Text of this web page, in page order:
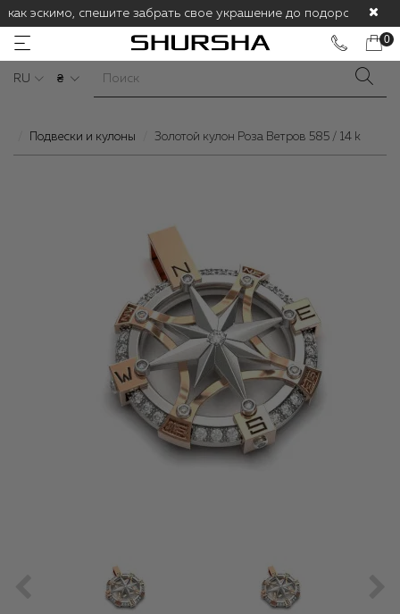
эскимо, спешите забрать свое украшение до подорожания!
0
RU ₴
Подвески и кулоны Золотой кулон Роза Ветров 585 / 14 k